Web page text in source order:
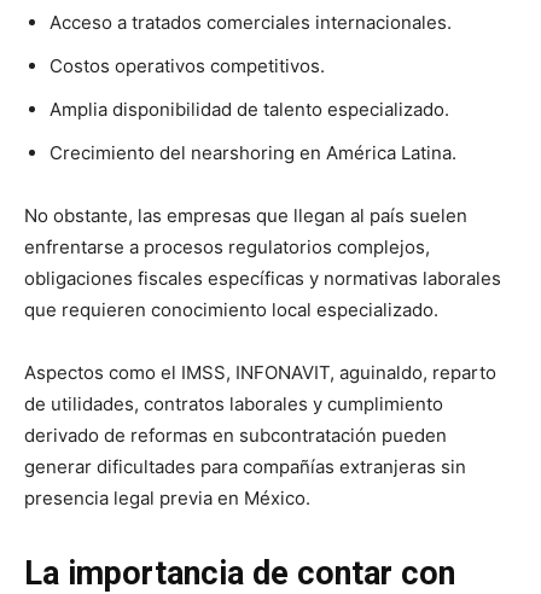
Acceso a tratados comerciales internacionales.
Costos operativos competitivos.
Amplia disponibilidad de talento especializado.
Crecimiento del nearshoring en América Latina.
No obstante, las empresas que llegan al país suelen
enfrentarse a procesos regulatorios complejos,
obligaciones fiscales específicas y normativas laborales
que requieren conocimiento local especializado.
Aspectos como el IMSS, INFONAVIT, aguinaldo, reparto
de utilidades, contratos laborales y cumplimiento
derivado de reformas en subcontratación pueden
generar dificultades para compañías extranjeras sin
presencia legal previa en México.
La importancia de contar con